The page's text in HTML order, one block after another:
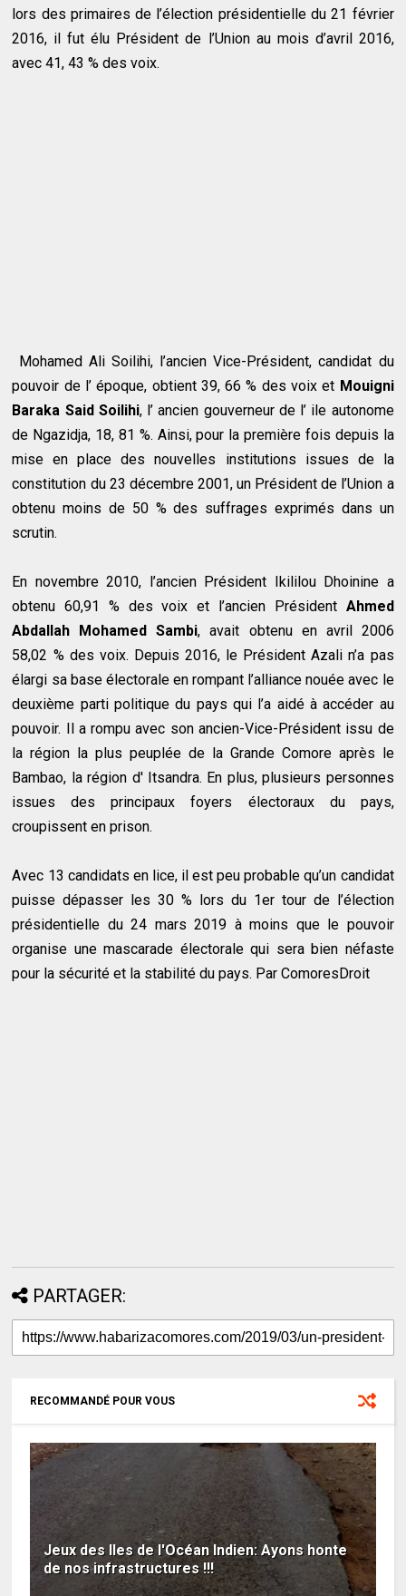
lors des primaires de l’élection présidentielle du 21 février
2016, il fut élu Président de l’Union au mois d’avril 2016,
avec 41, 43 % des voix.
Mohamed Ali Soilihi, l’ancien Vice-Président, candidat du
pouvoir de l’ époque, obtient 39, 66 % des voix et Mouigni
Baraka Said Soilihi, l’ ancien gouverneur de l’ ile autonome
de Ngazidja, 18, 81 %. Ainsi, pour la première fois depuis la
mise en place des nouvelles institutions issues de la
constitution du 23 décembre 2001, un Président de l’Union a
obtenu moins de 50 % des suffrages exprimés dans un
scrutin.
En novembre 2010, l’ancien Président Ikililou Dhoinine a
obtenu 60,91 % des voix et l’ancien Président Ahmed
Abdallah Mohamed Sambi, avait obtenu en avril 2006
58,02 % des voix. Depuis 2016, le Président Azali n’a pas
élargi sa base électorale en rompant l’alliance nouée avec le
deuxième parti politique du pays qui l’a aidé à accéder au
pouvoir. Il a rompu avec son ancien-Vice-Président issu de
la région la plus peuplée de la Grande Comore après le
Bambao, la région d' Itsandra. En plus, plusieurs personnes
issues des principaux foyers électoraux du pays,
croupissent en prison.
Avec 13 candidats en lice, il est peu probable qu’un candidat
puisse dépasser les 30 % lors du 1er tour de l’élection
présidentielle du 24 mars 2019 à moins que le pouvoir
organise une mascarade électorale qui sera bien néfaste
pour la sécurité et la stabilité du pays. Par ComoresDroit
PARTAGER:
RECOMMANDÉ POUR VOUS
Jeux des Iles de l'Océan Indien: Ayons honte
de nos infrastructures !!!